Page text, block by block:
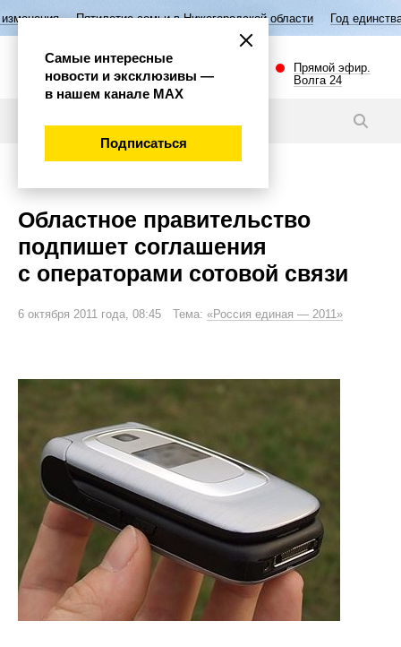
Пятилетие семьи в Нижегородской области Год единства народов
Прямой эфир.
Волга 24
Областное правительство
подпишет соглашения
с операторами сотовой связи
6 октября 2011 года, 08:45 Тема: «Россия единая — 2011»
Самые интересные
новости и эксклюзивы —
в нашем канале МАХ
Подписаться